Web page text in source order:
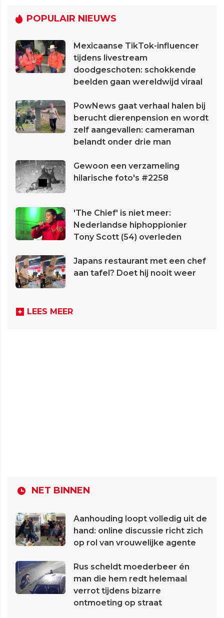
POPULAIR NIEUWS
Mexicaanse TikTok-influencer
tijdens livestream
doodgeschoten: schokkende
beelden gaan wereldwijd viraal
PowNews gaat verhaal halen bij
berucht dierenpension en wordt
zelf aangevallen: cameraman
belandt onder drie man
Gewoon een verzameling
hilarische foto's #2258
'The Chief' is niet meer:
Nederlandse hiphoppionier
Tony Scott (54) overleden
Japans restaurant met een chef
aan tafel? Doet hij nooit weer
LEES MEER
NET BINNEN
Aanhouding loopt volledig uit de
hand: online discussie richt zich
op rol van vrouwelijke agente
Rus scheldt moederbeer én
man die hem redt helemaal
verrot tijdens bizarre
ontmoeting op straat